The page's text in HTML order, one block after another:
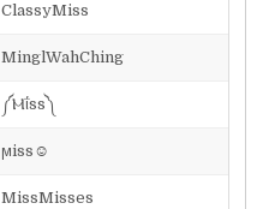
ClassyMiss
MinglWahChing
༼Ⲙΐss༽
ϻiss☺
MissMisses